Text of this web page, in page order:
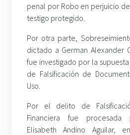
penal por Robo en perjuicio de
testigo protegido.
Por otra parte,
dictado a German Alexander
fue investigado por la
de Falsificación de
Uso.
Por el delito de
Financiera fue procesada
Elisabeth Andino Aguilar,